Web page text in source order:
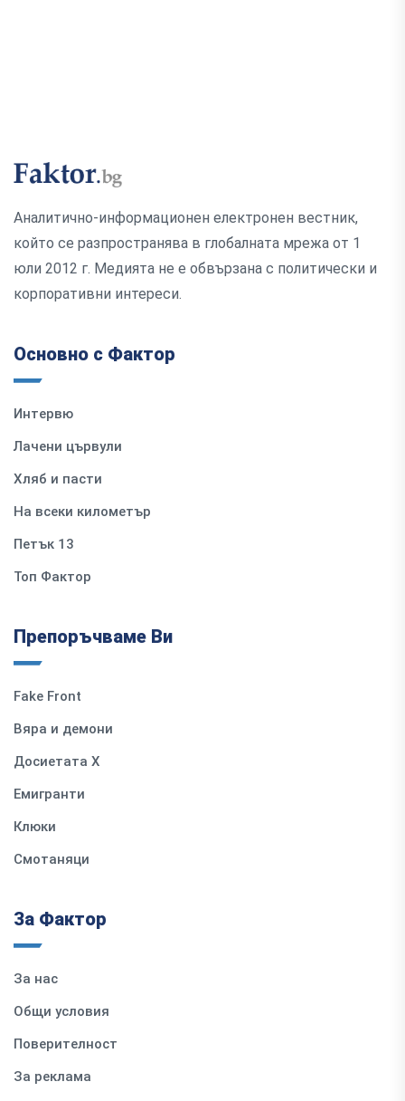
Аналитично-информационен електронен вестник,
който се разпространява в глобалната мрежа от 1
юли 2012 г. Медията не е обвързана с политически и
корпоративни интереси.
Основно с Фактор
Интервю
Лачени цървули
Хляб и пасти
На всеки километър
Петък 13
Топ Фактор
Препоръчваме Ви
Fake Front
Вяра и демони
Досиетата Х
Емигранти
Клюки
Смотаняци
За Фактор
За нас
Общи условия
Поверителност
За реклама